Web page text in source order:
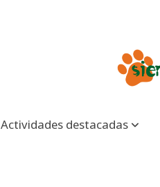
Actividades destacadas